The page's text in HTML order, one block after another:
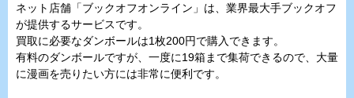
ネット店舗「ブックオフオンライン」は、業界最大手ブックオフ
が提供するサービスです。
買取に必要なダンボールは1枚200円で購入できます。
有料のダンボールですが、一度に19箱まで集荷できるので、大量
に漫画を売りたい方には非常に便利です。